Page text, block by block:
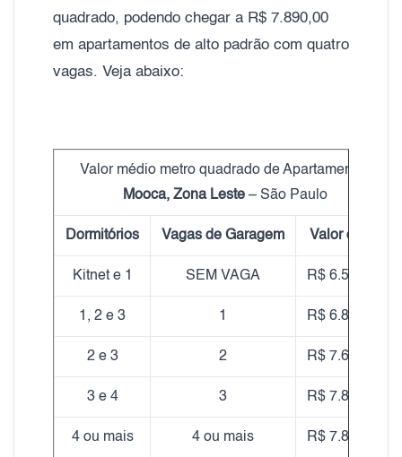
quadrado, podendo chegar a R$ 7.890,00
em apartamentos de alto padrão com quatro
vagas. Veja abaixo:
Valor médio metro quadrado de Apartamentos
Mooca, Zona Leste – São Paulo
Dormitórios Vagas de Garagem Valor do m²
Kitnet e 1 SEM VAGA R$ 6.570,00
1, 2 e 3 1 R$ 6.850,00
2 e 3 2 R$ 7.670,00
3 e 4 3 R$ 7.820,00
4 ou mais 4 ou mais R$ 7.890,00